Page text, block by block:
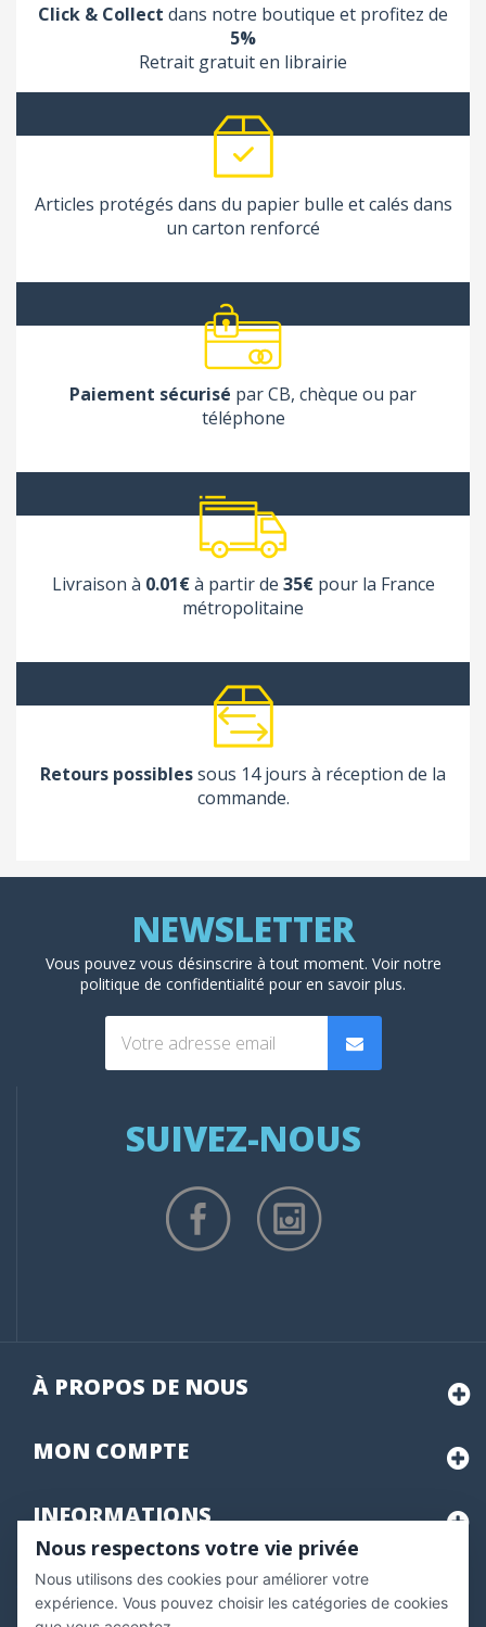
Click & Collect dans notre boutique et profitez de
5%
Retrait gratuit en librairie
Articles protégés dans du papier bulle et calés dans
un carton renforcé
Paiement sécurisé par CB, chèque ou par
téléphone
Livraison à 0.01€à partir de 35€pour la France
métropolitaine
Retours possiblessous 14 jours à réception de la
commande.
Vous pouvez vous désinscrire à tout moment. Voir notre
politique de confidentialité pour en savoir plus.
SUIVEZ-NOUS
À PROPOS DE NOUS
MON COMPTE
INFORMATIONS
Marchand approuvé par la Société des Avis Garantis,
pour vérifier .
Nous respectons votre vie privée
Nous utilisons des cookies pour améliorer votre
expérience. Vous pouvez choisir les catégories de cookies